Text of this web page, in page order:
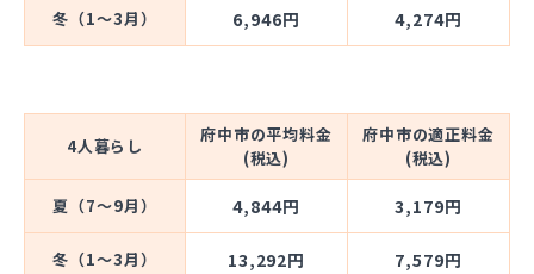
冬（1～3月） 6,946円 4,274円
4人暮らし
府中市の平均料金
(税込)
府中市の適正料金
(税込)
夏（7～9月） 4,844円 3,179円
冬（1～3月） 13,292円 7,579円